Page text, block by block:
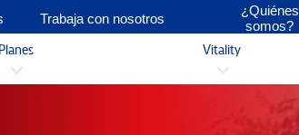
Trabaja con nosotros
¿Quiénes
somos?
Planes
3
Vitality
3